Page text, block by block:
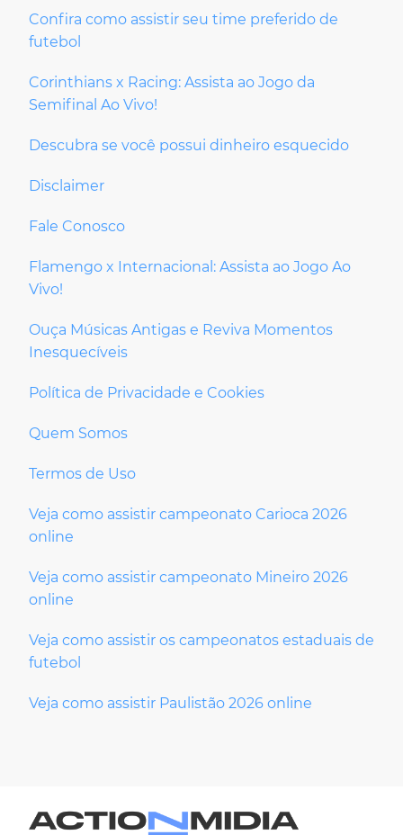
Confira como assistir seu time preferido de
futebol
Corinthians x Racing: Assista ao Jogo da
Semifinal Ao Vivo!
Descubra se você possui dinheiro esquecido
Disclaimer
Fale Conosco
Flamengo x Internacional: Assista ao Jogo Ao
Vivo!
Ouça Músicas Antigas e Reviva Momentos
Inesquecíveis
Política de Privacidade e Cookies
Quem Somos
Termos de Uso
Veja como assistir campeonato Carioca 2026
online
Veja como assistir campeonato Mineiro 2026
online
Veja como assistir os campeonatos estaduais de
futebol
Veja como assistir Paulistão 2026 online